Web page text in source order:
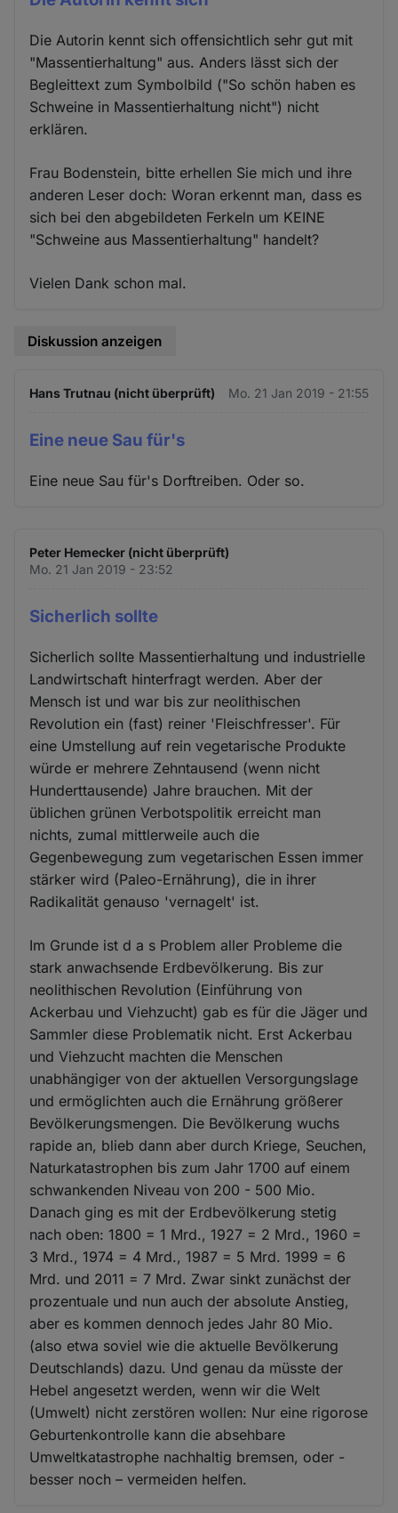
Die Autorin kennt sich offensichtlich sehr gut mit
"Massentierhaltung" aus. Anders lässt sich der
Begleittext zum Symbolbild ("So schön haben es
Schweine in Massentierhaltung nicht") nicht
erklären.
Frau Bodenstein, bitte erhellen Sie mich und ihre
anderen Leser doch: Woran erkennt man, dass es
sich bei den abgebildeten Ferkeln um KEINE
"Schweine aus Massentierhaltung" handelt?
Vielen Dank schon mal.
Diskussion anzeigen
Hans Trutnau (nicht überprüft) Mo. 21 Jan 2019 - 21:55
Eine neue Sau für's
Eine neue Sau für's Dorftreiben. Oder so.
Peter Hemecker (nicht überprüft)
Mo. 21 Jan 2019 - 23:52
Sicherlich sollte
Sicherlich sollte Massentierhaltung und industrielle
Landwirtschaft hinterfragt werden. Aber der
Mensch ist und war bis zur neolithischen
Revolution ein (fast) reiner 'Fleischfresser'. Für
eine Umstellung auf rein vegetarische Produkte
würde er mehrere Zehntausend (wenn nicht
Hunderttausende) Jahre brauchen. Mit der
üblichen grünen Verbotspolitik erreicht man
nichts, zumal mittlerweile auch die
Gegenbewegung zum vegetarischen Essen immer
stärker wird (Paleo-Ernährung), die in ihrer
Radikalität genauso 'vernagelt' ist.
Im Grunde ist d a s Problem aller Probleme die
stark anwachsende Erdbevölkerung. Bis zur
neolithischen Revolution (Einführung von
Ackerbau und Viehzucht) gab es für die Jäger und
Sammler diese Problematik nicht. Erst Ackerbau
und Viehzucht machten die Menschen
unabhängiger von der aktuellen Versorgungslage
und ermöglichten auch die Ernährung größerer
Bevölkerungsmengen. Die Bevölkerung wuchs
rapide an, blieb dann aber durch Kriege, Seuchen,
Naturkatastrophen bis zum Jahr 1700 auf einem
schwankenden Niveau von 200 - 500 Mio.
Danach ging es mit der Erdbevölkerung stetig
nach oben: 1800 = 1 Mrd., 1927 = 2 Mrd., 1960 =
3 Mrd., 1974 = 4 Mrd., 1987 = 5 Mrd. 1999 = 6
Mrd. und 2011 = 7 Mrd. Zwar sinkt zunächst der
prozentuale und nun auch der absolute Anstieg,
aber es kommen dennoch jedes Jahr 80 Mio.
(also etwa soviel wie die aktuelle Bevölkerung
Deutschlands) dazu. Und genau da müsste der
Hebel angesetzt werden, wenn wir die Welt
(Umwelt) nicht zerstören wollen: Nur eine rigorose
Geburtenkontrolle kann die absehbare
Umweltkatastrophe nachhaltig bremsen, oder -
besser noch – vermeiden helfen.